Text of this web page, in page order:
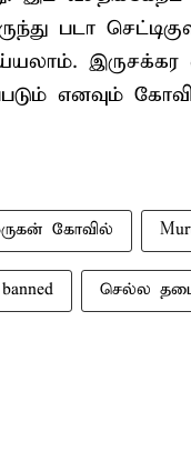
படா
எனவும்
கோவில்
banned செல்ல